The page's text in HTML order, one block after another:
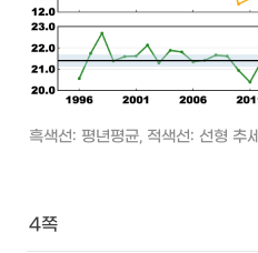
흑색선: 평년평균, 적색선: 선형 추세
4쪽